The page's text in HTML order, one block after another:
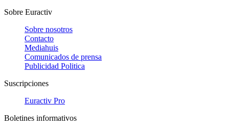
Sobre Euractiv
Sobre nosotros
Contacto
Mediahuis
Comunicados de prensa
Publicidad Politica
Suscripciones
Euractiv Pro
Boletines informativos